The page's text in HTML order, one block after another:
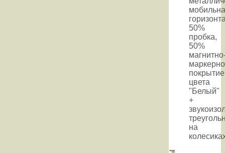
50%
пробка,
50%
цвета
"Белый"
+
на